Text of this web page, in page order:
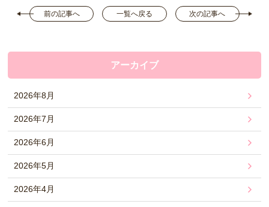
前の記事へ 一覧へ戻る 次の記事へ
アーカイブ
2026年8月
2026年7月
2026年6月
2026年5月
2026年4月